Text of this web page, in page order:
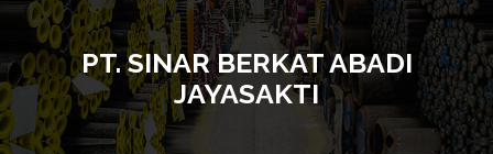
PT. SINAR BERKAT ABADI
JAYASAKTI